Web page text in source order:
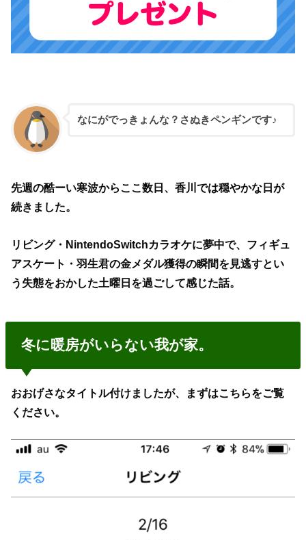
なにがでっきょんな？さぬきペンギンです♪
先週の酷ーい寒波からここ数日、香川では穏やかな日が
続きました。
リビング・NintendoSwitchカラオケに夢中で、フィギュ
アスケート・羽生君の金メダル獲得の瞬間を見逃すとい
う失態をおかした土曜日を過ごして感じた話。
冬に暖房がいらない我が家。
おおげさなタイトル付けましたが、まずはこちらをご覧
ください。